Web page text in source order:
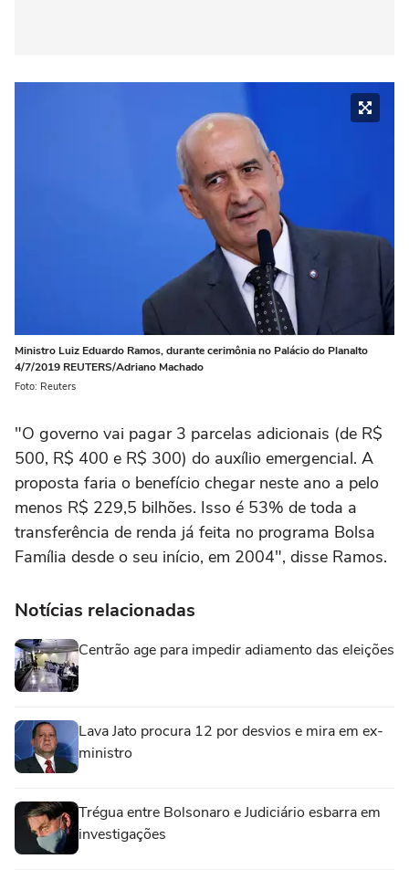
Ministro Luiz Eduardo Ramos, durante cerimônia no Palácio do Planalto
4/7/2019 REUTERS/Adriano Machado
Foto: Reuters
"O governo vai pagar 3 parcelas adicionais (de R$
500, R$ 400 e R$ 300) do auxílio emergencial. A
proposta faria o benefício chegar neste ano a pelo
menos R$ 229,5 bilhões. Isso é 53% de toda a
transferência de renda já feita no programa Bolsa
Família desde o seu início, em 2004", disse Ramos.
Notícias relacionadas
Centrão age para impedir adiamento das eleições
Lava Jato procura 12 por desvios e mira em ex-
ministro
Trégua entre Bolsonaro e Judiciário esbarra em
investigações